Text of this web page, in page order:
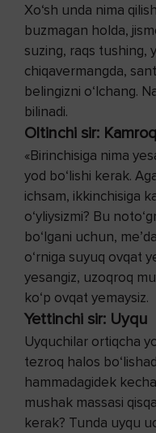
Xo‘sh unda nima
buzmagan holda,
suzing, raqs tushing,
chiqavermangda,
belingizni o‘lchang.
bilinadi.
Oltinchi sir:
«Birinchisiga nima
yod bo‘lishi kerak.
ichsam, ikkinchisiga
o‘yliysizmi? Bu
bo‘lgani uchun,
o‘rniga suyuq ovqat
yesangiz, uzoqroq
ko‘p ovqat yemaysiz.
Yettinchi sir: Uyqu
Uyquchilar ortiqcha
tezroq halos
hammadagidek
mushak massasi
kerak? Tunda uyqu